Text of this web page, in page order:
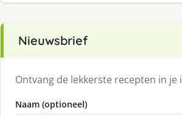
Nieuwsbrief
Ontvang de lekkerste recepten in je
Naam (optioneel)